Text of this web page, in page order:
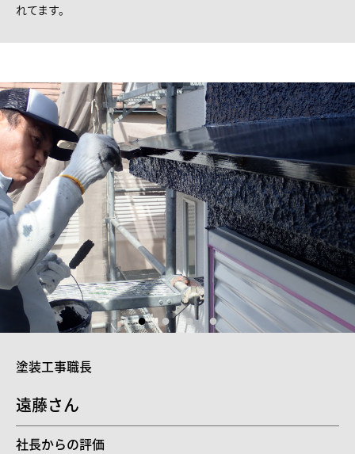
れてます。
塗装工事職長
遠藤さん
社長からの評価